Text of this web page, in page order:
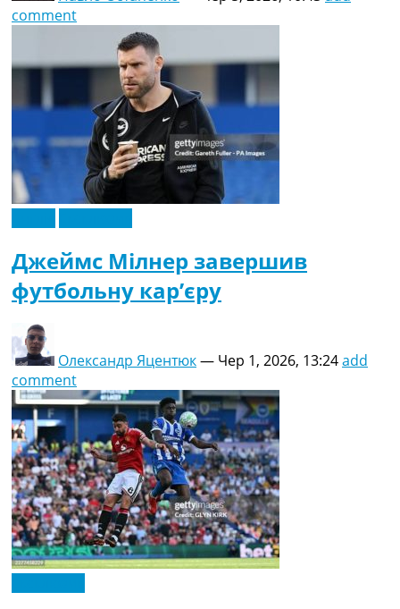
comment
Джеймс Мілнер завершив
футбольну кар’єру
Олександр Яцентюк— Чер 1, 2026, 13:24add
comment